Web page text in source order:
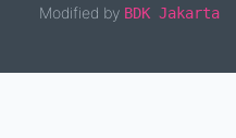
Modified by BDK Jakarta